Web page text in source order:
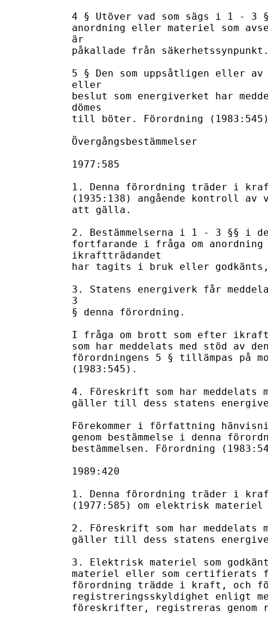
4 § Utöver vad som sägs i 1 -
anordning eller materiel som
är
påkallade från
5 § Den som uppsåtligen eller
eller
beslut som energiverket har
dömes
till böter. Förordning
Övergångsbestämmelser
1977:585
1. Denna förordning träder i
(1935:138) angående kontroll
att gälla.
2. Bestämmelserna i 1 - 3 §§ i
fortfarande i fråga om
ikraftträdandet
har tagits i bruk eller
3. Statens energiverk får
3
§ denna förordning.
I fråga om brott som efter
som har meddelats med stöd av
förordningens 5 § tillämpas på
(1983:545).
4. Föreskrift som har meddelats
gäller till dess statens
Förekommer i författning
genom bestämmelse i denna
bestämmelsen. Förordning
1989:420
1. Denna förordning träder i
(1977:585) om elektrisk
2. Föreskrift som har meddelats
gäller till dess statens
3. Elektrisk materiel som
materiel eller som certifierats för
förordning trädde i kraft, och
registreringsskyldighet enligt
föreskrifter, registreras genom